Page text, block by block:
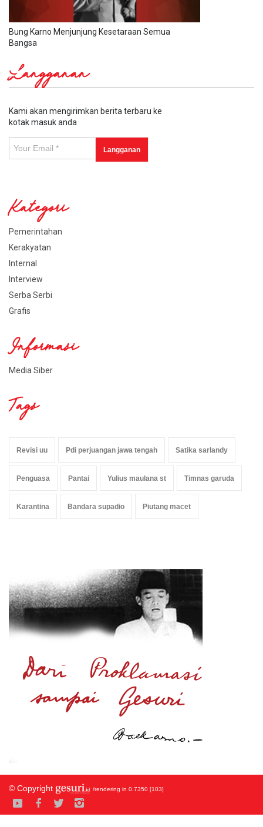
Bung Karno Menjunjung Kesetaraan Semua
Bangsa
Langganan
Kami akan mengirimkan berita terbaru ke
kotak masuk anda
Kategori
Pemerintahan
Kerakyatan
Internal
Interview
Serba Serbi
Grafis
Informasi
Media Siber
Tags
Revisi uu Pdi perjuangan jawa tengah Satika sarlandy
Penguasa Pantai Yulius maulana st Timnas garuda
Karantina Bandara supadio Piutang macet
© Copyright /rendering in 0.7350 [103]